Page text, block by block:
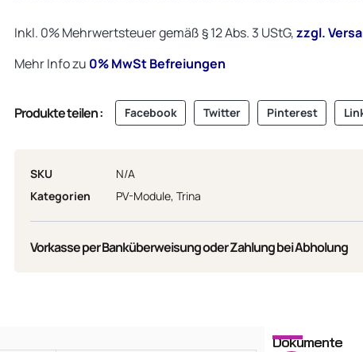
Inkl. 0% Mehrwertsteuer gemäß § 12 Abs. 3 UStG,zzgl.
Mehr Info zu 0%MwSt Befreiungen
Produkte teilen : Facebook Twitter Pinterest
SKU
N/A
Kategorien
PV-Module, Trina
Vorkasse per Banküberweisung oder Zahlung bei Abholung
Dokumente